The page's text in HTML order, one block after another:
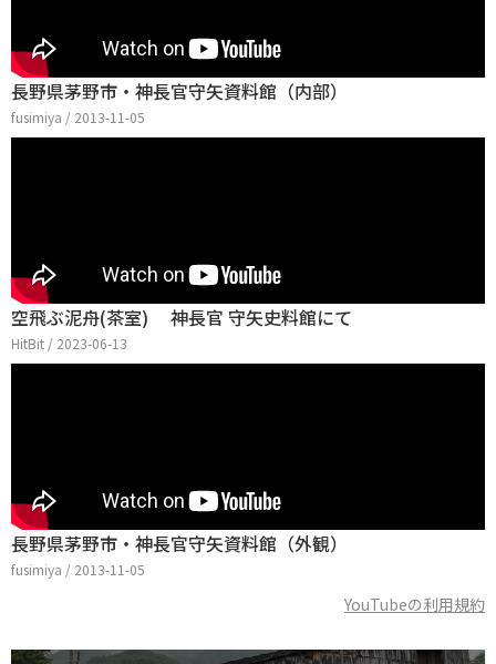
長野県茅野市・神長官守矢資料館（内部）
fusimiya / 2013-11-05
空飛ぶ泥舟(茶室) 神長官 守矢史料館にて
HitBit / 2023-06-13
長野県茅野市・神長官守矢資料館（外観）
fusimiya / 2013-11-05
YouTubeの利用規約